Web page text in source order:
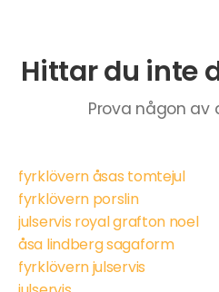
Hittar du inte
Prova någon av
fyrklövern åsas tomtejul
fyrklövern porslin
julservis royal grafton noel
åsa lindberg sagaform
fyrklövern julservis